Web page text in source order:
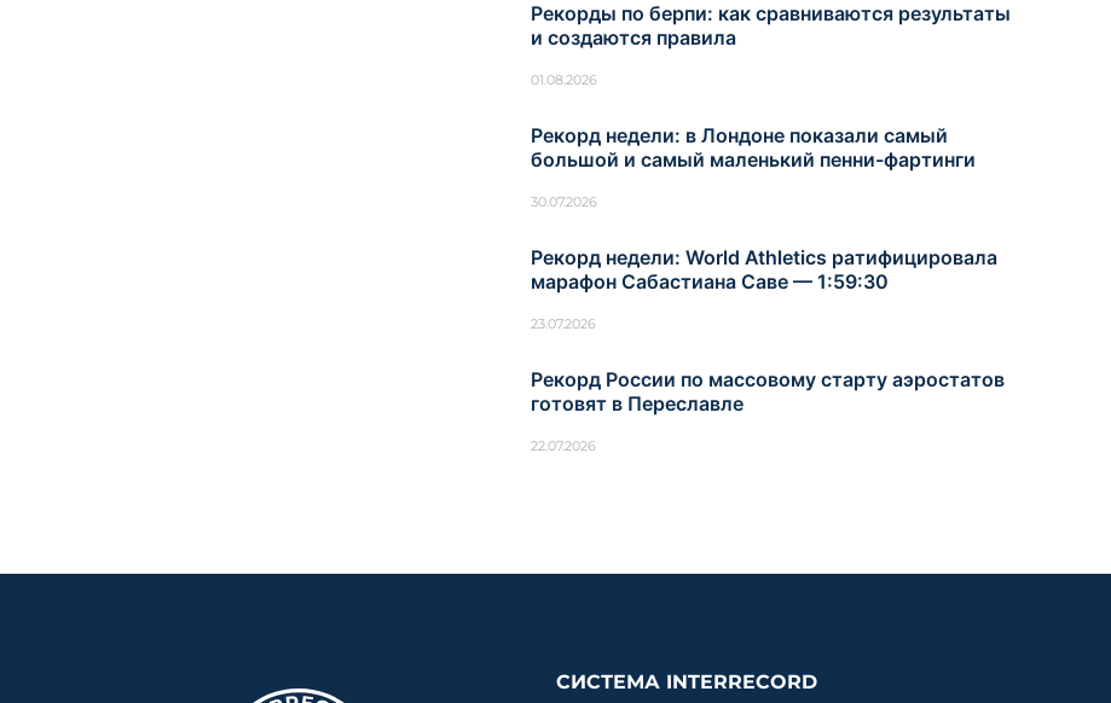
Рекорды по берпи: как сравниваются результаты
и создаются правила
01.08.2026
Рекорд недели: в Лондоне показали самый
большой и самый маленький пенни-фартинги
30.07.2026
Рекорд недели: World Athletics ратифицировала
марафон Сабастиана Саве — 1:59:30
23.07.2026
Рекорд России по массовому старту аэростатов
готовят в Переславле
22.07.2026
СИСТЕМА INTERRECORD